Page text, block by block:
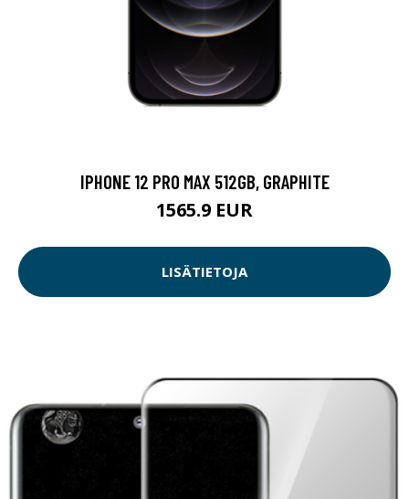
IPHONE 12 PRO MAX 512GB, GRAPHITE
1565.9 EUR
LISÄTIETOJA